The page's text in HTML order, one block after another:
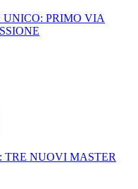
UNICO: PRIMO VIA
TRE NUOVI MASTER